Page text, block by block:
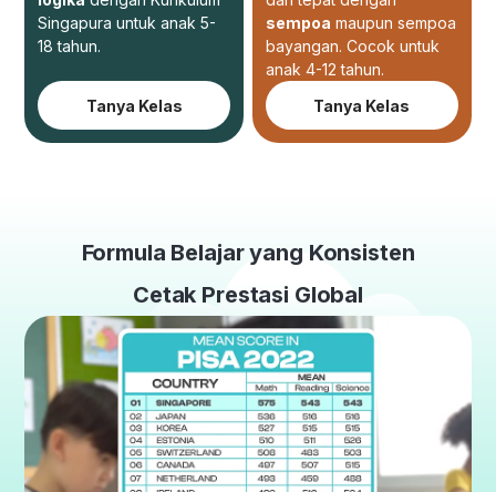
Singapura untuk anak 5-
18 tahun.
Tanya Kelas
sempoa maupun sempoa
bayangan. Cocok untuk
anak 4-12 tahun.
Tanya Kelas
Formula Belajar yang Konsisten
Cetak Prestasi Global